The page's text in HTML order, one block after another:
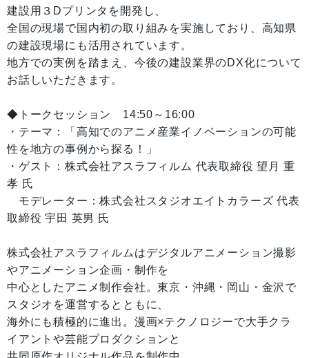
建設用３Dプリンタを開発し、
全国の現場で国内初の取り組みを実施しており、高知県
の建設現場にも活用されています。
地方での実例を踏まえ、今後の建設業界のDX化について
お話しいただきます。
◆トークセッション 14:50～16:00
・テーマ：「高知でのアニメ産業イノベーションの可能
性を地方の事例から探る！」
・ゲスト：株式会社アスラフィルム 代表取締役 望月 重
孝 氏
モデレーター：株式会社スタジオエイトカラーズ 代表
取締役 宇田 英男 氏
株式会社アスラフィルムはデジタルアニメーション撮影
やアニメーション企画・制作を
中心としたアニメ制作会社。東京・沖縄・岡山・金沢で
スタジオを運営するとともに、
海外にも積極的に進出。漫画×テクノロジーで大手クラ
イアントや芸能プロダクションと